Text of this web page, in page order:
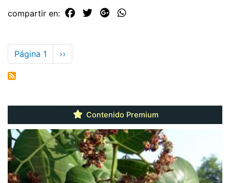
compartir en:
Paginación
Página 1
Siguiente
página
››
Contenido Premium